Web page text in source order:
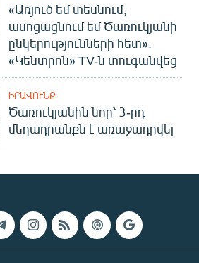
«Առյուծ եմ տեսնում,
ասոցացնում եմ Ծառուկյանի
ընկերությունների հետ».
«Կենտրոն» TV-ն տուգանվեց
ԻՐԱՎՈՒՆՔ
Ծառուկյանին նոր՝ 3-րդ
մեղադրանքն է առաջադրվել